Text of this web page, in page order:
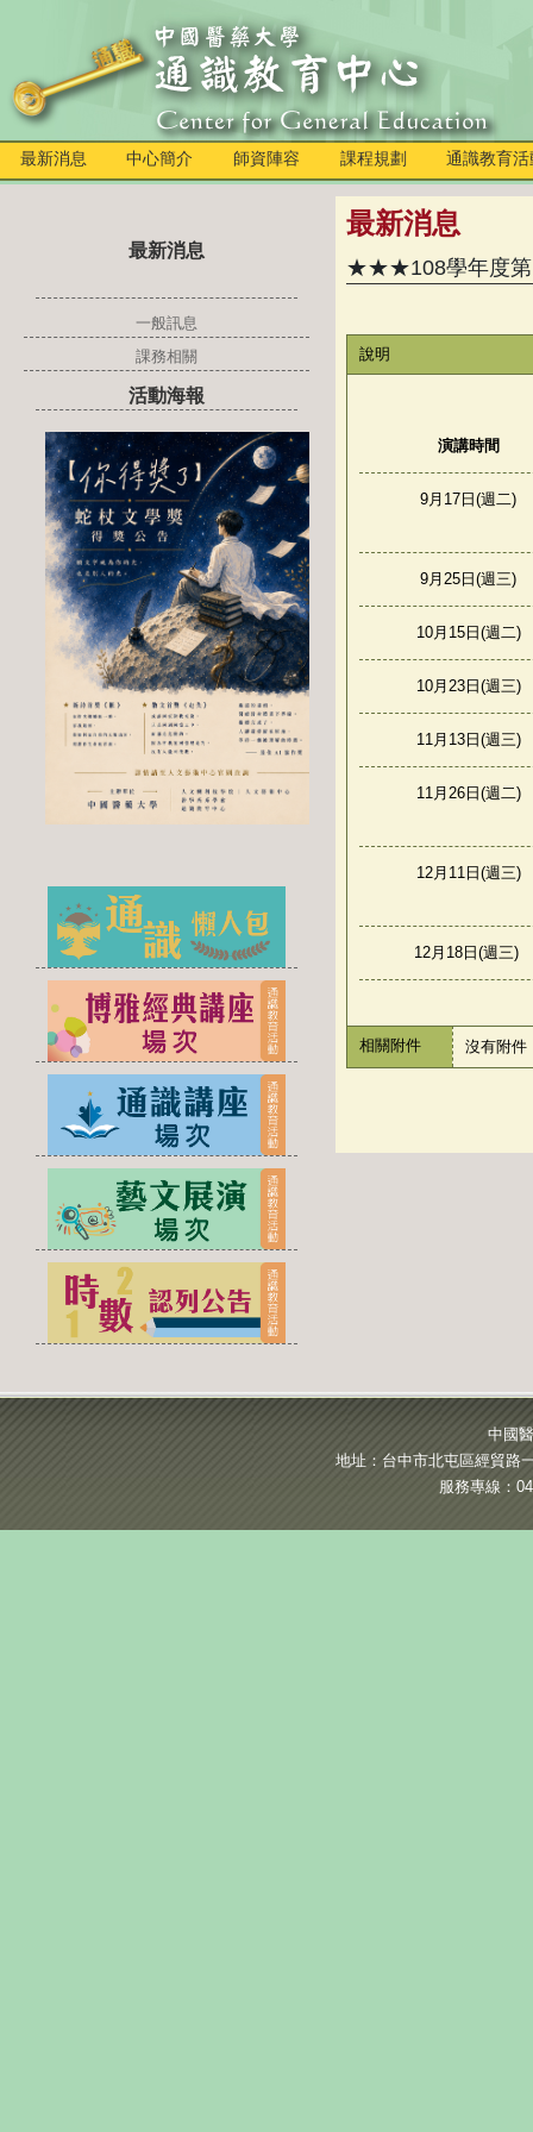
最新消息 中心簡介 師資陣容 課程規劃 通識教育活
最新消息
一般訊息
課務相關
活動海報
最新消息
★★★108學年度第
說明
演講時間
9月17日(週二)
9月25日(週三)
10月15日(週二)
10月23日(週三)
11月13日(週三)
11月26日(週二)
12月11日(週三)
12月18日(週三)
相關附件 沒有附件
中國
地址：台中市北屯區經貿路
服務專線：